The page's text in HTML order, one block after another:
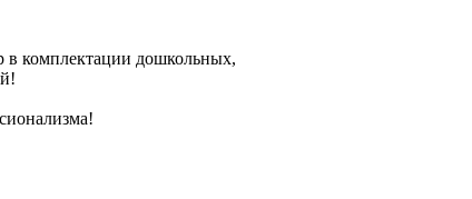
комплектации дошкольных,